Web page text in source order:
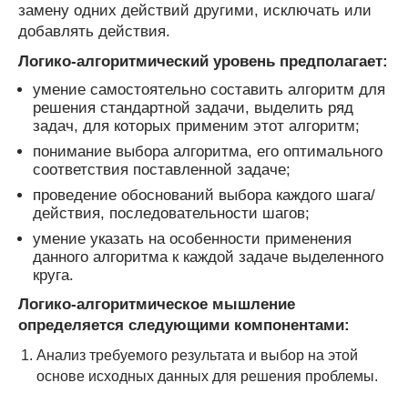
замену одних действий другими, исключать или
добавлять действия.
Логико-алгоритмический уровень предполагает:
умение самостоятельно составить алгоритм для
решения стандартной задачи, выделить ряд
задач, для которых применим этот алгоритм;
понимание выбора алгоритма, его оптимального
соответствия поставленной задаче;
проведение обоснований выбора каждого шага/
действия, последовательности шагов;
умение указать на особенности применения
данного алгоритма к каждой задаче выделенного
круга.
Логико-алгоритмическое мышление
определяется следующими компонентами:
Анализ требуемого результата и выбор на этой
основе исходных данных для решения проблемы.